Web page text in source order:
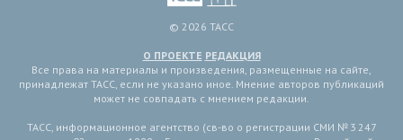
© 2026 ТАСС
О ПРОЕКТЕ РЕДАКЦИЯ
Все права на материалы и произведения, размещенные на сайте,
принадлежат ТАСС, если не указано иное. Мнение авторов публикаций
может не совпадать с мнением редакции.
ТАСС, информационное агентство (св-во о регистрации СМИ № 3 247